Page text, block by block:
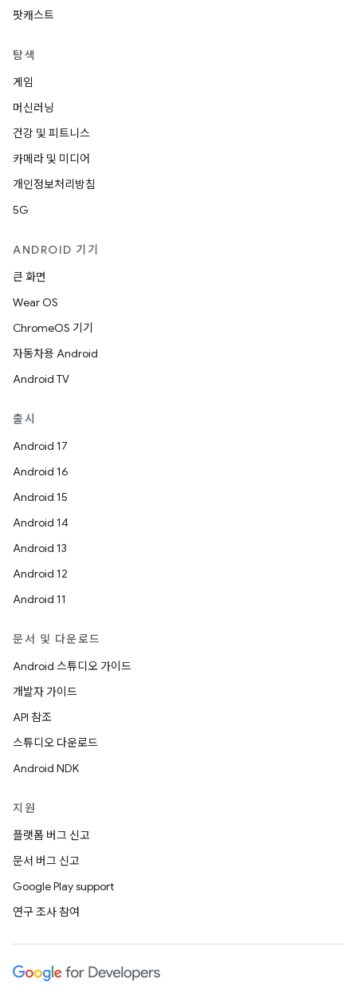
팟캐스트
탐색
게임
머신러닝
건강 및 피트니스
카메라 및 미디어
개인정보처리방침
5G
ANDROID 기기
큰 화면
Wear OS
ChromeOS 기기
자동차용 Android
Android TV
출시
Android 17
Android 16
Android 15
Android 14
Android 13
Android 12
Android 11
문서 및 다운로드
Android 스튜디오 가이드
개발자 가이드
API 참조
스튜디오 다운로드
Android NDK
지원
플랫폼 버그 신고
문서 버그 신고
Google Play support
연구 조사 참여